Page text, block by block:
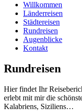
Willkommen
Länderreisen
Städtereisen
Rundreisen
Augenblicke
Kontakt
Rundreisen
Hier findet Ihr
erlebt mit mir die
Kalabriens, Siziliens…